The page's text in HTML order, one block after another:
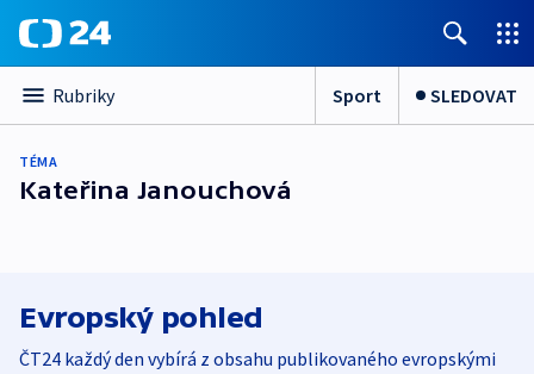
Rubriky Sport SLEDOVAT
TÉMA
Kateřina Janouchová
Evropský pohled
ČT24 každý den vybírá z obsahu publikovaného evropskými